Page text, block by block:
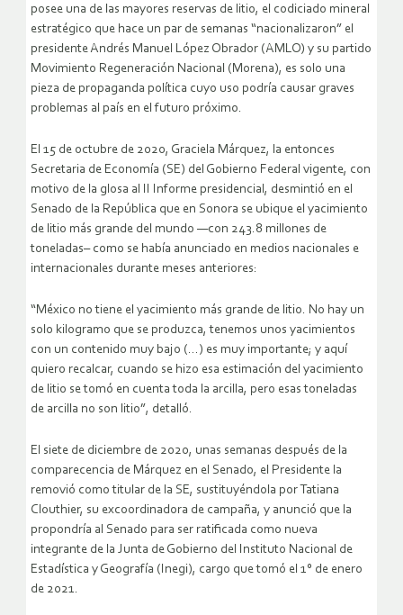
posee una de las mayores reservas de litio, el codiciado mineral
estratégico que hace un par de semanas “nacionalizaron” el
presidente Andrés Manuel López Obrador (AMLO) y su partido
Movimiento Regeneración Nacional (Morena), es solo una
pieza de propaganda política cuyo uso podría causar graves
problemas al país en el futuro próximo.
El 15 de octubre de 2020, Graciela Márquez, la entonces
Secretaria de Economía (SE) del Gobierno Federal vigente, con
motivo de la glosa al II Informe presidencial, desmintió en el
Senado de la República que en Sonora se ubique el yacimiento
de litio más grande del mundo —con 243.8 millones de
toneladas– como se había anunciado en medios nacionales e
internacionales durante meses anteriores:
“México no tiene el yacimiento más grande de litio. No hay un
solo kilogramo que se produzca, tenemos unos yacimientos
con un contenido muy bajo (…) es muy importante; y aquí
quiero recalcar, cuando se hizo esa estimación del yacimiento
de litio se tomó en cuenta toda la arcilla, pero esas toneladas
de arcilla no son litio”, detalló.
El siete de diciembre de 2020, unas semanas después de la
comparecencia de Márquez en el Senado, el Presidente la
removió como titular de la SE, sustituyéndola por Tatiana
Clouthier, su excoordinadora de campaña, y anunció que la
propondría al Senado para ser ratificada como nueva
integrante de la Junta de Gobierno del Instituto Nacional de
Estadística y Geografía (Inegi), cargo que tomó el 1° de enero
de 2021.